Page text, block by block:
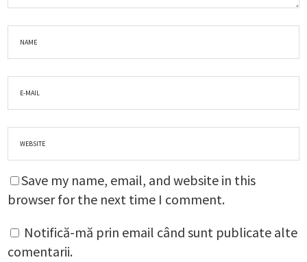
Save my name, email, and website in this
browser for the next time I comment.
Notifică-mă prin email când sunt publicate alte
comentarii.